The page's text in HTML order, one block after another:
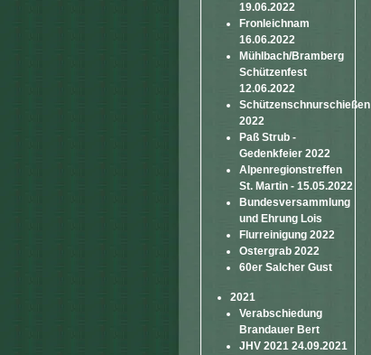
19.06.2022
Fronleichnam
16.06.2022
Mühlbach/Bramberg
Schützenfest
12.06.2022
Schützenschnurschießen
2022
Paß Strub -
Gedenkfeier 2022
Alpenregionstreffen
St. Martin - 15.05.2022
Bundesversammlung
und Ehrung Lois
Flurreinigung 2022
Ostergrab 2022
60er Salcher Gust
2021
Verabschiedung
Brandauer Bert
JHV 2021 24.09.2021